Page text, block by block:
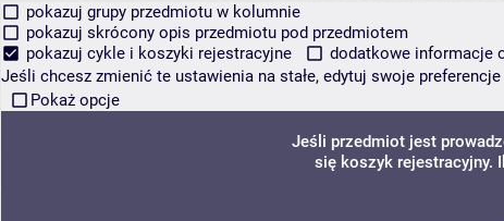
pokazuj grupy przedmiotu w kolumnie
pokazuj skrócony opis przedmiotu pod przedmiotem
pokazuj cykle i koszyki rejestracyjne
dodatkowe informacje
Jeśli chcesz zmienić te ustawienia na stałe, edytuj swoje
Pokaż opcje
Jeśli przedmiot jest
się koszyk rejestracyjny.